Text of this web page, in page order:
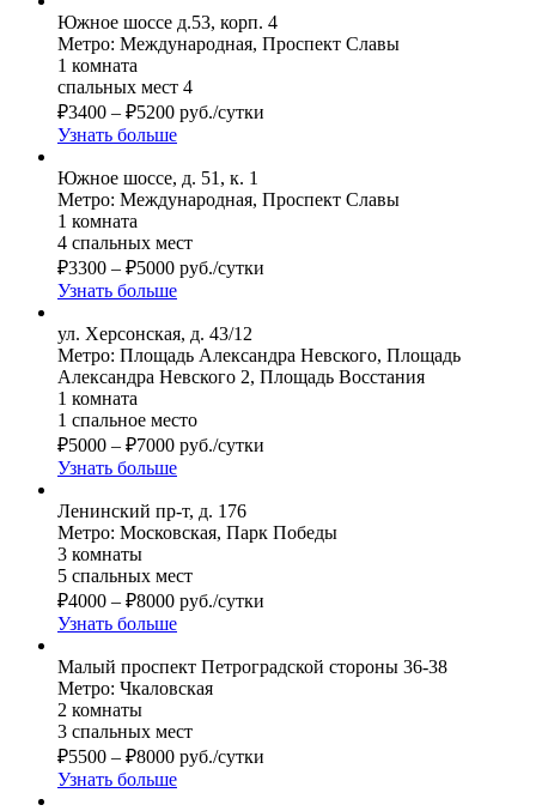
Южное шоссе д.53, корп. 4
Метро: Международная, Проспект Славы
1 комната
спальных мест 4
₽3400 – ₽5200 руб./сутки
Узнать больше
Южное шоссе, д. 51, к. 1
Метро: Международная, Проспект Славы
1 комната
4 спальных мест
₽3300 – ₽5000 руб./сутки
Узнать больше
ул. Херсонская, д. 43/12
Метро: Площадь Александра Невского, Площадь
Александра Невского 2, Площадь Восстания
1 комната
1 спальное место
₽5000 – ₽7000 руб./сутки
Узнать больше
Ленинский пр-т, д. 176
Метро: Московская, Парк Победы
3 комнаты
5 спальных мест
₽4000 – ₽8000 руб./сутки
Узнать больше
Малый проспект Петроградской стороны 36-38
Метро: Чкаловская
2 комнаты
3 спальных мест
₽5500 – ₽8000 руб./сутки
Узнать больше